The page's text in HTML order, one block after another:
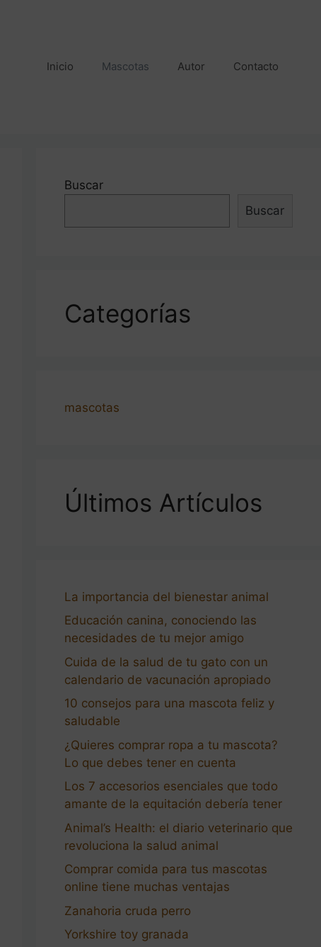
Inicio Mascotas Autor Contacto
Buscar
Buscar
Categorías
mascotas
Últimos Artículos
La importancia del bienestar animal
Educación canina, conociendo las
necesidades de tu mejor amigo
Cuida de la salud de tu gato con un
calendario de vacunación apropiado
10 consejos para una mascota feliz y
saludable
¿Quieres comprar ropa a tu mascota?
Lo que debes tener en cuenta
Los 7 accesorios esenciales que todo
amante de la equitación debería tener
Animal’s Health: el diario veterinario que
revoluciona la salud animal
Comprar comida para tus mascotas
online tiene muchas ventajas
Zanahoria cruda perro
Yorkshire toy granada